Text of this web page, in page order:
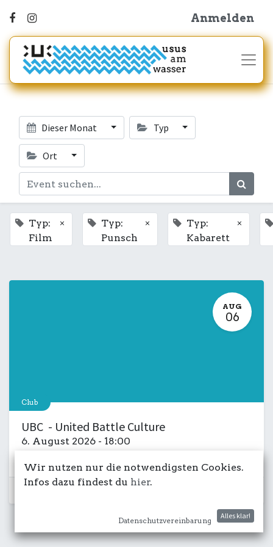
Anmelden
Dieser Monat Typ
Ort
Typ:
Film
×
Typ:
Punsch
×
Typ:
Kabarett
×
AUG
06
Club
UBC - United Battle Culture
6. August 2026 - 18:00
Wir nutzen nur die notwendigsten Cookies.
Infos dazu findest du hier.
Datenschutzvereinbarung
Alles klar!